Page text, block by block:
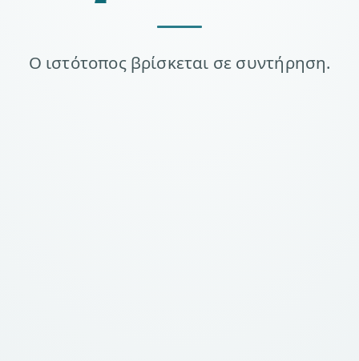
Ο ιστότοπος βρίσκεται σε συντήρηση.